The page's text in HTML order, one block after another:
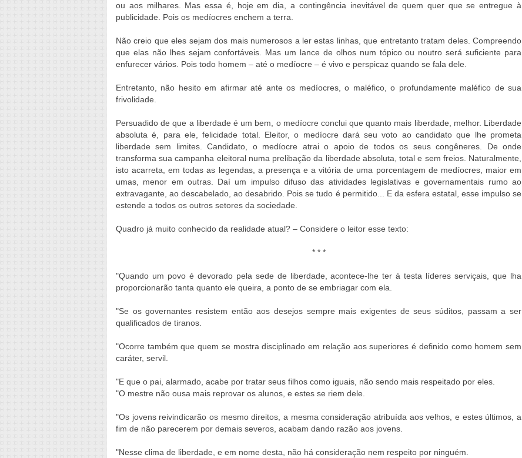
ou aos milhares. Mas essa é, hoje em dia, a contingência inevitável de quem quer que se entregue à
publicidade. Pois os medíocres enchem a terra.
Não creio que eles sejam dos mais numerosos a ler estas linhas, que entretanto tratam deles. Compreendo
que elas não lhes sejam confortáveis. Mas um lance de olhos num tópico ou noutro será suficiente para
enfurecer vários. Pois todo homem – até o medíocre – é vivo e perspicaz quando se fala dele.
Entretanto, não hesito em afirmar até ante os medíocres, o maléfico, o profundamente maléfico de sua
frivolidade.
Persuadido de que a liberdade é um bem, o medíocre conclui que quanto mais liberdade, melhor. Liberdade
absoluta é, para ele, felicidade total. Eleitor, o medíocre dará seu voto ao candidato que lhe prometa
liberdade sem limites. Candidato, o medíocre atrai o apoio de todos os seus congêneres. De onde
transforma sua campanha eleitoral numa prelibação da liberdade absoluta, total e sem freios. Naturalmente,
isto acarreta, em todas as legendas, a presença e a vitória de uma porcentagem de medíocres, maior em
umas, menor em outras. Daí um impulso difuso das atividades legislativas e governamentais rumo ao
extravagante, ao descabelado, ao desabrido. Pois se tudo é permitido... E da esfera estatal, esse impulso se
estende a todos os outros setores da sociedade.
Quadro já muito conhecido da realidade atual? – Considere o leitor esse texto:
* * *
"Quando um povo é devorado pela sede de liberdade, acontece-lhe ter à testa líderes serviçais, que lha
proporcionarão tanta quanto ele queira, a ponto de se embriagar com ela.
"Se os governantes resistem então aos desejos sempre mais exigentes de seus súditos, passam a ser
qualificados de tiranos.
"Ocorre também que quem se mostra disciplinado em relação aos superiores é definido como homem sem
caráter, servil.
"E que o pai, alarmado, acabe por tratar seus filhos como iguais, não sendo mais respeitado por eles.
"O mestre não ousa mais reprovar os alunos, e estes se riem dele.
"Os jovens reivindicarão os mesmo direitos, a mesma consideração atribuída aos velhos, e estes últimos, a
fim de não parecerem por demais severos, acabam dando razão aos jovens.
"Nesse clima de liberdade, e em nome desta, não há consideração nem respeito por ninguém.